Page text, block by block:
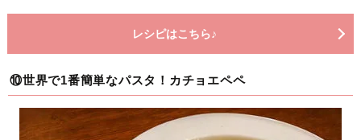
レシピはこちら♪
⑩世界で1番簡単なパスタ！カチョエペペ